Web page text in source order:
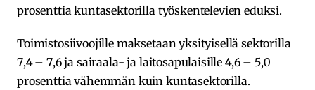
prosenttia kuntasektorilla työskentelevien eduksi.
Toimistosiivoojille maksetaan yksityisellä sektorilla
7,4 – 7,6 ja sairaala- ja laitosapulaisille 4,6 – 5,0
prosenttia vähemmän kuin kuntasektorilla.